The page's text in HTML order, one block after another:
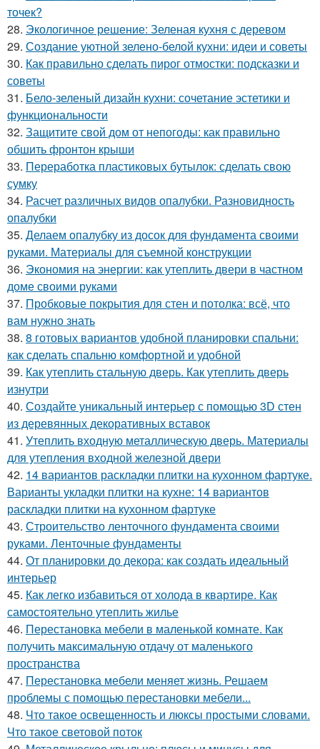
точек?
28. Экологичное решение: Зеленая кухня с деревом
29. Создание уютной зелено-белой кухни: идеи и советы
30. Как правильно сделать пирог отмостки: подсказки и
советы
31. Бело-зеленый дизайн кухни: сочетание эстетики и
функциональности
32. Защитите свой дом от непогоды: как правильно
обшить фронтон крыши
33. Переработка пластиковых бутылок: сделать свою
сумку
34. Расчет различных видов опалубки. Разновидность
опалубки
35. Делаем опалубку из досок для фундамента своими
руками. Материалы для съемной конструкции
36. Экономия на энергии: как утеплить двери в частном
доме своими руками
37. Пробковые покрытия для стен и потолка: всё, что
вам нужно знать
38. 8 готовых вариантов удобной планировки спальни:
как сделать спальню комфортной и удобной
39. Как утеплить стальную дверь. Как утеплить дверь
изнутри
40. Создайте уникальный интерьер с помощью 3D стен
из деревянных декоративных вставок
41. Утеплить входную металлическую дверь. Материалы
для утепления входной железной двери
42. 14 вариантов раскладки плитки на кухонном фартуке.
Варианты укладки плитки на кухне: 14 вариантов
раскладки плитки на кухонном фартуке
43. Строительство ленточного фундамента своими
руками. Ленточные фундаменты
44. От планировки до декора: как создать идеальный
интерьер
45. Как легко избавиться от холода в квартире. Как
самостоятельно утеплить жилье
46. Перестановка мебели в маленькой комнате. Как
получить максимальную отдачу от маленького
пространства
47. Перестановка мебели меняет жизнь. Решаем
проблемы с помощью перестановки мебели...
48. Что такое освещенность и люксы простыми словами.
Что такое световой поток